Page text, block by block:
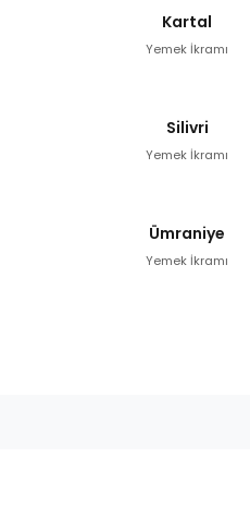
Kartal
Yemek İkramı
Silivri
Yemek İkramı
Ümraniye
Yemek İkramı